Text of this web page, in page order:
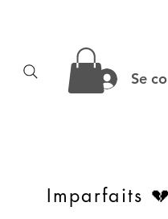
Se
Imparfaits 💔